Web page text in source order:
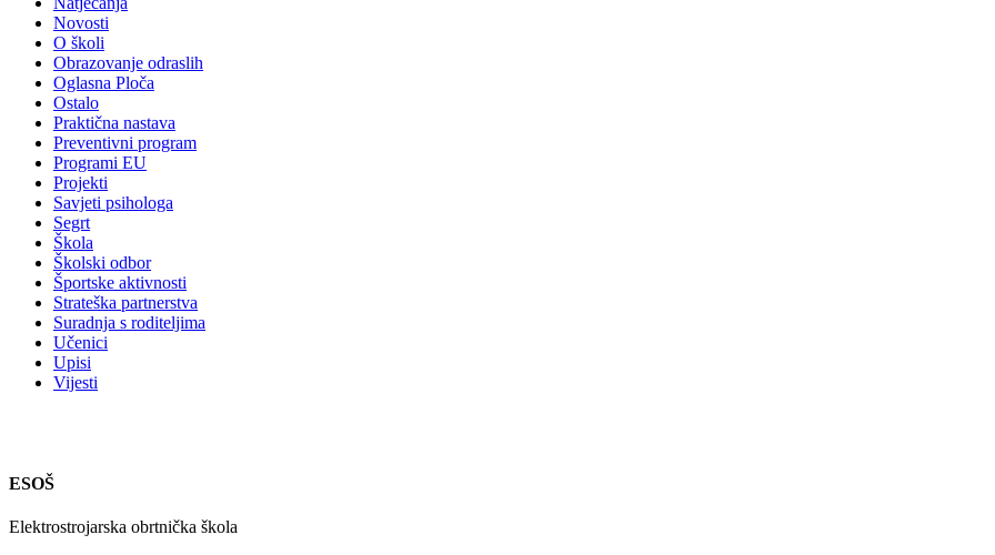
Novosti
O školi
Obrazovanje odraslih
Oglasna Ploča
Ostalo
Praktična nastava
Preventivni program
Programi EU
Projekti
Savjeti psihologa
Segrt
Škola
Školski odbor
Športske aktivnosti
Strateška partnerstva
Suradnja s roditeljima
Učenici
Upisi
Vijesti
ESOŠ
Elektrostrojarska obrtnička škola